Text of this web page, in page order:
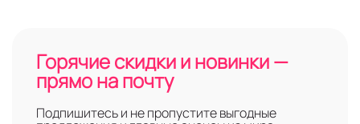
Горячие скидки и новинки —
прямо на почту
Подпишитесь и не пропустите выгодные